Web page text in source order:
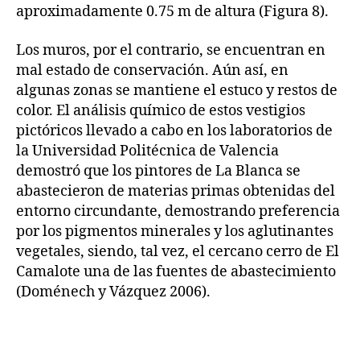
aproximadamente 0.75 m de altura (Figura 8).
Los muros, por el contrario, se encuentran en
mal estado de conservación. Aún así, en
algunas zonas se mantiene el estuco y restos de
color. El análisis químico de estos vestigios
pictóricos llevado a cabo en los laboratorios de
la Universidad Politécnica de Valencia
demostró que los pintores de La Blanca se
abastecieron de materias primas obtenidas del
entorno circundante, demostrando preferencia
por los pigmentos minerales y los aglutinantes
vegetales, siendo, tal vez, el cercano cerro de El
Camalote una de las fuentes de abastecimiento
(Doménech y Vázquez 2006).